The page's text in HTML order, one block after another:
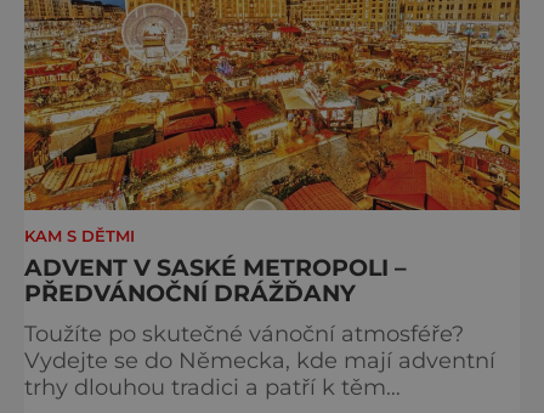
KAM S DĚTMI
ADVENT V SASKÉ METROPOLI –
PŘEDVÁNOČNÍ DRÁŽĎANY
Toužíte po skutečné vánoční atmosféře?
Vydejte se do Německa, kde mají adventní
trhy dlouhou tradici a patří k těm